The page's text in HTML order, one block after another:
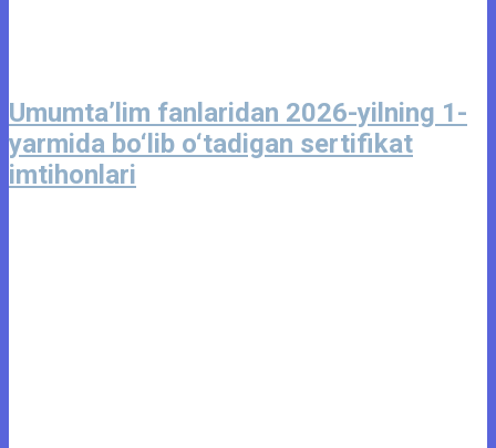
Umumta’lim fanlaridan 2026-yilning 1-
yarmida bo‘lib o‘tadigan sertifikat
imtihonlari